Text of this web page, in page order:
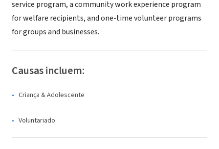
service program, a community work experience program
for welfare recipients, and one-time volunteer programs
for groups and businesses.
Causas incluem:
Criança & Adolescente
Voluntariado